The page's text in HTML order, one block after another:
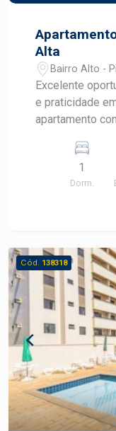
Alta
Bairro Alto -
Excelente
e praticidade
apartamento
bem distribuído. Características do imóvel: 1
dormitório com
aconchegante
estruturado;
Localizado em
Santiago
proximidade a
vias da cidad
1
Dorm.
Cód. 138318